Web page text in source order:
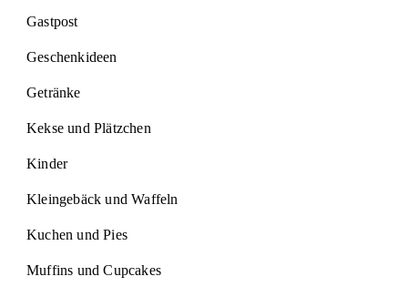
Gastpost
Geschenkideen
Getränke
Kekse und Plätzchen
Kinder
Kleingebäck und Waffeln
Kuchen und Pies
Muffins und Cupcakes